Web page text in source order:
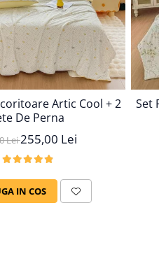
Artic Cool + 2
De Perna
Lei255,00 Lei
IN COS
Set